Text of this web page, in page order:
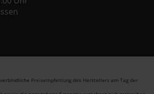
Preisempfehlung des Herstellers am Tag der